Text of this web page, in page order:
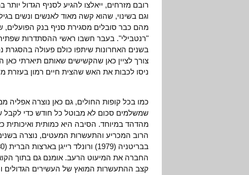
רובם מזרחים, ייאלצו להגיע לסניף הגדול
וגם בשינוי, שהוא קשה מאוד לאנשים ונשים
מהם כבר סובלים מסגירת סניף בנק
"רנטבילי". בעבר חשבו ראשי ההסתדרות
בשנים האחרונות שיתפו כולם פעולה בהסגרת
צורך לציין כאן שהקשישים שאותם תיארתי
ניסו לכבות את האש שהצית חיים רמון בעזרת
כמו בכל קופות החולים, גם כאן נוצרה אפליה
שמשלמים סכום לא מבוטל כל חודש כדי לקבל
מהדהד במיוחד. הסיבה היא כמותית
הרוב המכריע והתעשרות המעטים, נוצרה
החברה את המיעוט הרעב. אומנם גם בתוך
קצב ההתעשרות המואץ של העשירים הגדולים